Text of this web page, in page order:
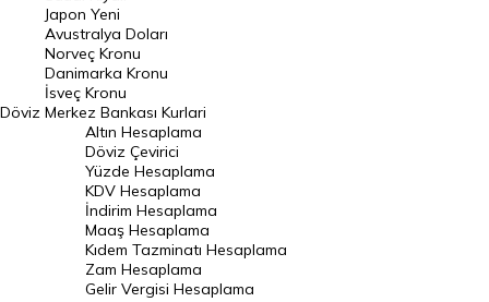
Avustralya Doları
Danimarka Kronu Kuru
Kanada Doları Kuru
Norveç Kronu Kuru
İsveç Kronu Kuru
Japon Yeni Kuru
Serbest Piyasa Döviz Kurları
Merkez Bankası Döviz Kurları
Döviz
Japon Yeni
Avustralya Doları
Norveç Kronu
Danimarka Kronu
İsveç Kronu
Merkez Bankası Kurlari
Altın Hesaplama
Döviz Çevirici
Yüzde Hesaplama
KDV Hesaplama
İndirim Hesaplama
Maaş Hesaplama
Kıdem Tazminatı Hesaplama
Zam Hesaplama
Gelir Vergisi Hesaplama